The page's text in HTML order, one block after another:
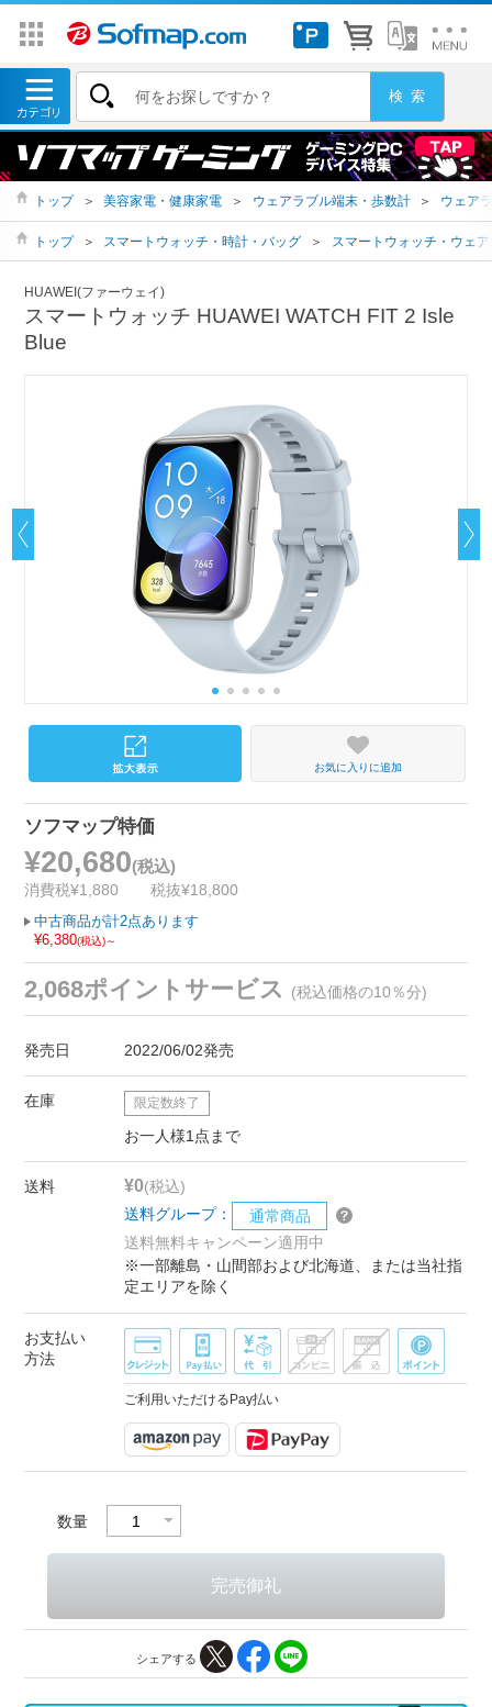
トップ ＞ 美容家電・健康家電 ＞ ウェアラブル端末・歩数計 ＞ ウェア
トップ ＞ スマートウォッチ・時計・バッグ ＞ スマートウォッチ・ウェ
HUAWEI(ファーウェイ)
スマートウォッチ HUAWEI WATCH FIT 2 Isle
Blue
お気に入りに追加
ソフマップ特価
¥20,680(税込)
消費税¥1,880 税抜¥18,800
中古商品が計2点あります
¥6,380(税込)～
2,068ポイントサービス (税込価格の10％分)
発売日 2022/06/02発売
在庫 限定数終了
お一人様1点まで
送料 ¥0(税込)
送料グループ：
通常商品
送料無料キャンペーン適用中
※一部離島・山間部および北海道、または当社指
定エリアを除く
お支払い
方法
ご利用いただけるPay払い
数量
シェアする